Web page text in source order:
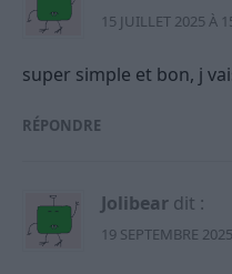
15 JUILLET 2025 À
super simple et bon, j
RÉPONDRE
Jolibear dit :
19 SEPTEMBRE